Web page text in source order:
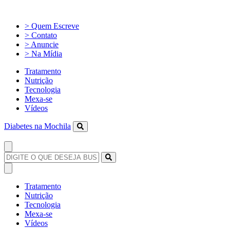
> Quem Escreve
> Contato
> Anuncie
> Na Mídia
Tratamento
Nutrição
Tecnologia
Mexa-se
Vídeos
Diabetes na Mochila
Tratamento
Nutrição
Tecnologia
Mexa-se
Vídeos